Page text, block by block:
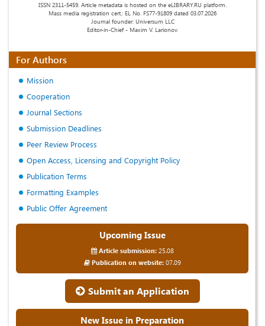
ISSN 2311-5459. Article metadata is hosted on the eLIBRARY.RU platform.
Mass media registration cert.: EL No. FS77-91809 dated 03.07.2026
Journal founder: Universum LLC
Editor-in-Chief - Maxim V. Larionov.
For Authors
Mission
Cooperation
Journal Sections
Submission Deadlines
Peer Review Process
Open Access, Licensing and Copyright Policy
Publication Terms
Formatting Examples
Public Offer Agreement
Upcoming Issue
Article submission:25.08
Publication on website:07.09
Submit an Application
New Issue in Preparation